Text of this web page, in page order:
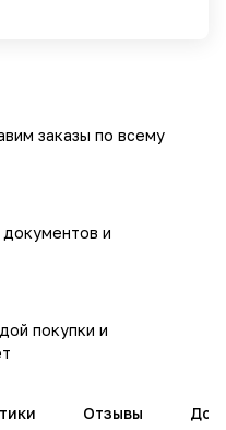
заказы по всему
и
покупки и
Отзывы